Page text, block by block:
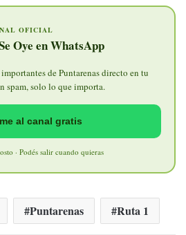
OFICIAL
Oye en WhatsApp
de Puntarenas directo en tu
spam, solo lo que importa.
al canal gratis
· Podés salir cuando quieras
Puntarenas Ruta 1